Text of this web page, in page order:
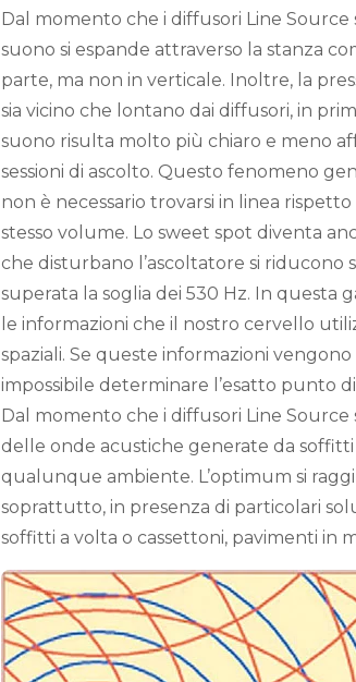
Dal momento che i diffusori Line
suono si espande attraverso la stanza
parte, ma non in verticale. Inoltre, la
sia vicino che lontano dai diffusori, in
suono risulta molto più chiaro e meno
sessioni di ascolto. Questo fenomeno
non è necessario trovarsi in linea
stesso volume. Lo sweet spot diventa
che disturbano l’ascoltatore si riducono
superata la soglia dei 530 Hz. In
le informazioni che il nostro cervello
spaziali. Se queste informazioni
impossibile determinare l’esatto punto
Dal momento che i diffusori Line Source
delle onde acustiche generate da
qualunque ambiente. L’optimum si
soprattutto, in presenza di particolari
soffitti a volta o cassettoni, pavimenti in